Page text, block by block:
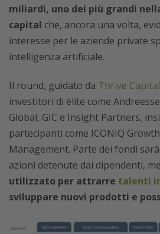
miliardi, uno dei più grandi
capital che, ancora una volta,
interesse per le aziende private
intelligenza artificiale.
Il round, guidato da Thrive Capital
investitori di élite come
Global, GIC e Insight Partners,
partecipanti come ICONIQ
Management. Parte dei fondi
azioni detenute dai dipendenti,
utilizzato per attrarre talenti
sviluppare nuovi prodotti e